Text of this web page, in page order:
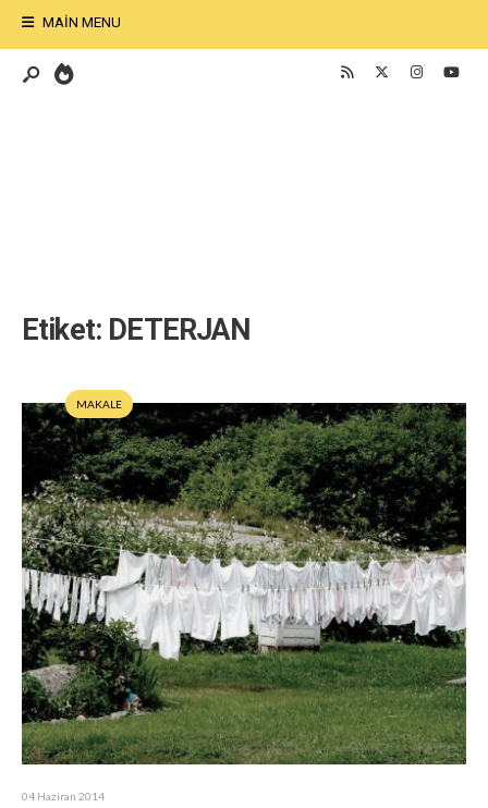
MAIN MENU
Etiket: DETERJAN
MAKALE
04 Haziran 2014